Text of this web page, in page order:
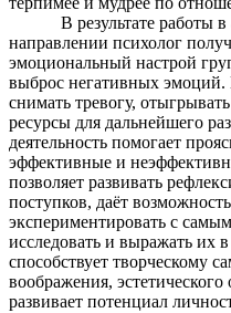
В результате работы
направлении психолог
эмоциональный настрой
выброс негативных эмоций.
снимать тревогу,
ресурсы для дальнейшего
деятельность помогает
эффективные и
позволяет развивать
поступков, даёт
экспериментировать с
исследовать и выражать их
способствует творческому
воображения,
развивает потенциал